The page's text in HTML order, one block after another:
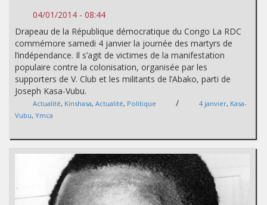
04/01/2014 - 08:44
Drapeau de la République démocratique du Congo La RDC
commémore samedi 4 janvier la journée des martyrs de
l’indépendance. Il s’agit de victimes de la manifestation
populaire contre la colonisation, organisée par les
supporters de V. Club et les militants de l’Abako, parti de
Joseph Kasa-Vubu.
Actualité, Kinshasa, Actualité, Politique / 4 janvier, Kasa-
Vubu, Ymca